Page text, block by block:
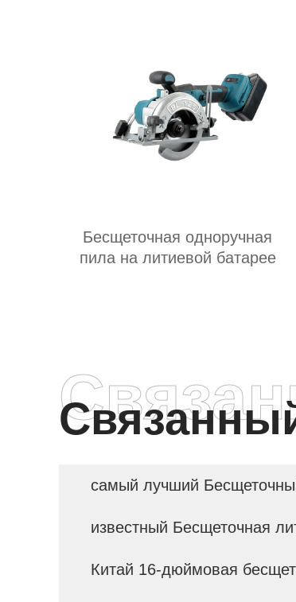
Бесщеточная одноручная
пила на литиевой батарее
самый лучший
известный Бесщеточная
Китай 16-дюймовая